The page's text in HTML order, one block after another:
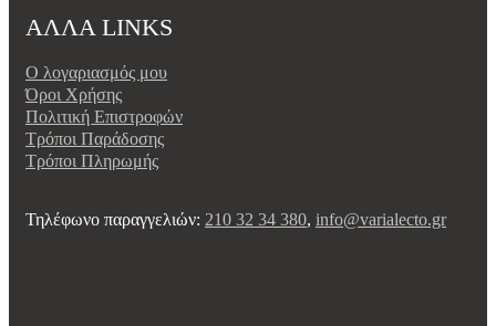
ΑΛΛΑ LINKS
Ο λογαριασμός μου
Όροι Χρήσης
Πολιτική Επιστροφών
Τρόποι Παράδοσης
Τρόποι Πληρωμής
Τηλέφωνο παραγγελιών: 210 32 34 380, info@varialecto.gr